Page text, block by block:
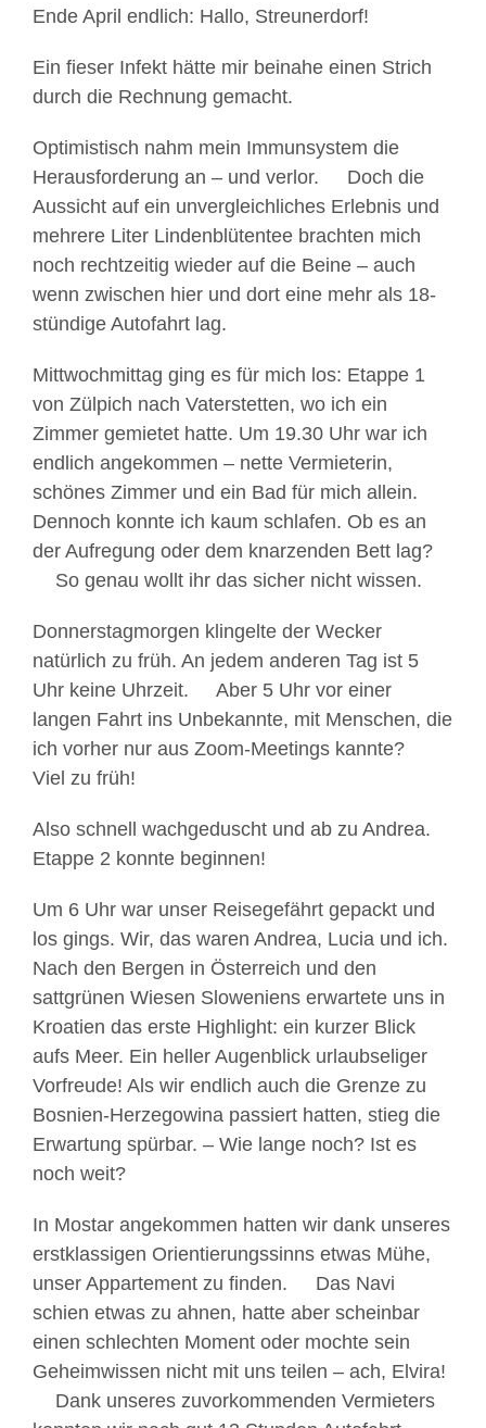
Ende April endlich: Hallo, Streunerdorf!
Ein fieser Infekt hätte mir beinahe einen Strich
durch die Rechnung gemacht.
Optimistisch nahm mein Immunsystem die
Herausforderung an – und verlor.
Doch die
Aussicht auf ein unvergleichliches Erlebnis und
mehrere Liter Lindenblütentee brachten mich
noch rechtzeitig wieder auf die Beine – auch
wenn zwischen hier und dort eine mehr als 18-
stündige Autofahrt lag.
Mittwochmittag ging es für mich los: Etappe 1
von Zülpich nach Vaterstetten, wo ich ein
Zimmer gemietet hatte. Um 19.30 Uhr war ich
endlich angekommen – nette Vermieterin,
schönes Zimmer und ein Bad für mich allein.
Dennoch konnte ich kaum schlafen. Ob es an
der Aufregung oder dem knarzenden Bett lag?
So genau wollt ihr das sicher nicht wissen.
Donnerstagmorgen klingelte der Wecker
natürlich zu früh. An jedem anderen Tag ist 5
Uhr keine Uhrzeit.
Aber 5 Uhr vor einer
langen Fahrt ins Unbekannte, mit Menschen, die
ich vorher nur aus Zoom-Meetings kannte?
Viel zu früh!
Also schnell wachgeduscht und ab zu Andrea.
Etappe 2 konnte beginnen!
Um 6 Uhr war unser Reisegefährt gepackt und
los gings. Wir, das waren Andrea, Lucia und ich.
Nach den Bergen in Österreich und den
sattgrünen Wiesen Sloweniens erwartete uns in
Kroatien das erste Highlight: ein kurzer Blick
aufs Meer. Ein heller Augenblick urlaubseliger
Vorfreude! Als wir endlich auch die Grenze zu
Bosnien-Herzegowina passiert hatten, stieg die
Erwartung spürbar. – Wie lange noch? Ist es
noch weit?
In Mostar angekommen hatten wir dank unseres
erstklassigen Orientierungssinns etwas Mühe,
unser Appartement zu finden.
Das Navi
schien etwas zu ahnen, hatte aber scheinbar
einen schlechten Moment oder mochte sein
Geheimwissen nicht mit uns teilen – ach, Elvira!
Dank unseres zuvorkommenden Vermieters